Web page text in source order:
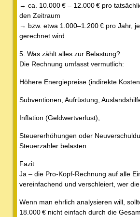
→ ca. 10.000 € – 12.000 € pro
den Zeitraum
→ bzw. etwa 1.000–1.200 € pro Jahr,
gerechnet wird
5. Was zählt alles zur Belastung?
Die Rechnung umfasst vermutlich:
Höhere Energiepreise (indirekte
Subventionen, Aufrüstung,
Inflation (Geldwertverlust),
Steuererhöhungen oder
Steuerzahler belasten
Fazit
Ja – die Pro-Kopf-Rechnung auf alle
vereinfachend und verschleiert, wer
Wenn man ehrlich analysieren will,
18.000 € nicht einfach durch die